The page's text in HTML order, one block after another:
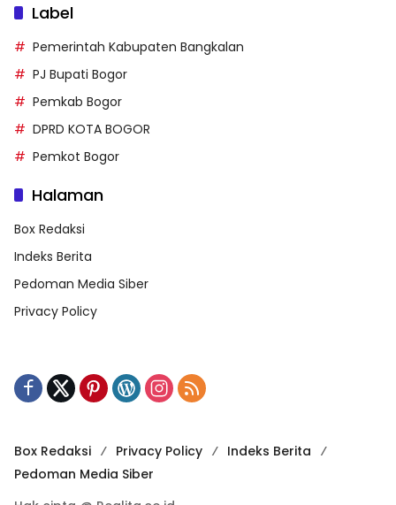
Label
Pemerintah Kabupaten Bangkalan
PJ Bupati Bogor
Pemkab Bogor
DPRD KOTA BOGOR
Pemkot Bogor
Halaman
Box Redaksi
Indeks Berita
Pedoman Media Siber
Privacy Policy
Box Redaksi Privacy Policy
Indeks Berita
Pedoman Media Siber